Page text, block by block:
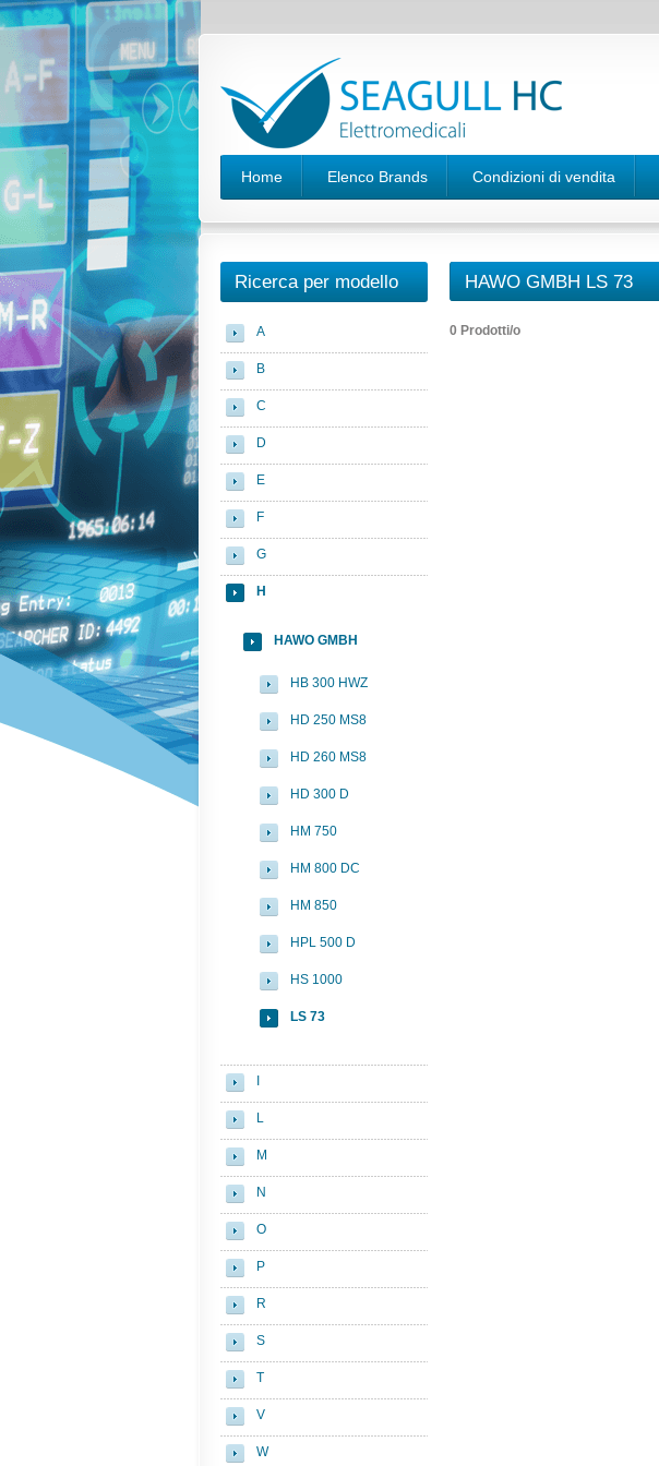
Home Elenco Brands Condizioni di vendita
HAWO GMBH LS 73
0 Prodotti/o
Ricerca per modello
A
B
C
D
E
F
G
H
HAWO GMBH
HB 300 HWZ
HD 250 MS8
HD 260 MS8
HD 300 D
HM 750
HM 800 DC
HM 850
HPL 500 D
HS 1000
LS 73
L
M
N
O
P
R
S
T
V
W